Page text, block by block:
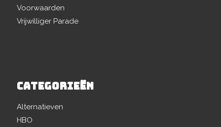
Voorwaarden
Vrijwilliger Parade
CATEGORIEËN
Alternatieven
HBO